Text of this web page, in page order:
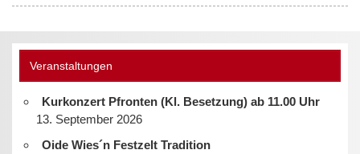
Veranstaltungen
Kurkonzert Pfronten (Kl. Besetzung) ab 11.00 Uhr
13. September 2026
Oide Wies´n Festzelt Tradition